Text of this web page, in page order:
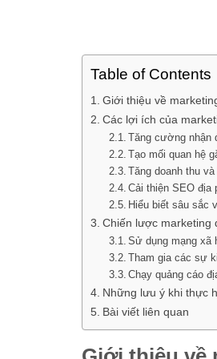
Table of Contents
Giới thiệu về
Các lợi ích của
Tăng cường nhận
Tạo mối quan hệ
Tăng doanh thu
Cải thiện SEO địa
Hiểu biết sâu sắc
Chiến lược marketing
Sử dụng mạng xã
Tham gia các sự
Chạy quảng cáo
Những lưu ý khi thực
Bài viết liên quan